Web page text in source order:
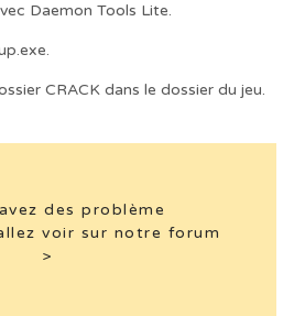
Daemon Tools Lite.
CRACK dans le dossier du jeu.
des problème
voir sur notre forum
>